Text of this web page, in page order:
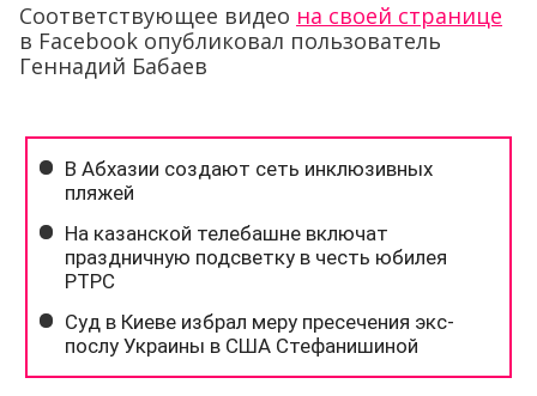
Соответствующее видео на своей странице
в Facebook опубликовал пользователь
Геннадий Бабаев